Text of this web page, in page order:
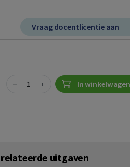
Vraag docentlicentie aan
Quantity
− + In winkelwagen
uitgaven